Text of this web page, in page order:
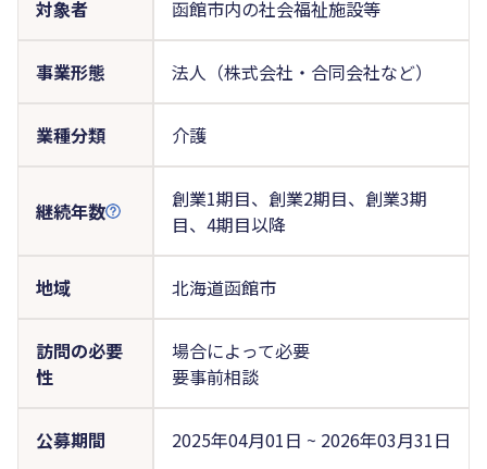
対象者 函館市内の社会福祉施設等
事業形態 法人（株式会社・合同会社など）
業種分類 介護
継続年数
創業1期目、創業2期目、創業3期
目、4期目以降
地域 北海道函館市
訪問の必要
性
場合によって必要
要事前相談
公募期間 2025年04月01日 ~ 2026年03月31日